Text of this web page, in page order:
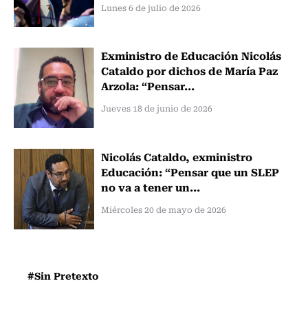
Lunes 6 de julio de 2026
Exministro de Educación Nicolás
Cataldo por dichos de María Paz
Arzola: “Pensar...
Jueves 18 de junio de 2026
Nicolás Cataldo, exministro
Educación: “Pensar que un SLEP
no va a tener un...
Miércoles 20 de mayo de 2026
#Sin Pretexto